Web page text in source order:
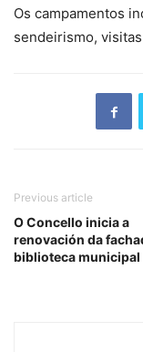
Os campamentos
sendeirismo,
Previous article
O Concello inicia a
renovación da
biblioteca municipal